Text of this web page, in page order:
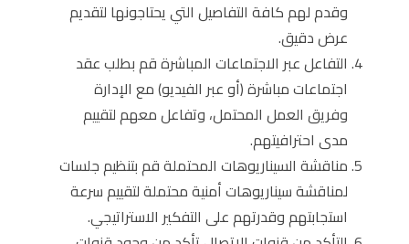
وقدم لهم كافة التفاصيل التي يحتاجونها لتقديم
عرض دقيق.
التفاعل عبر الاجتماعات المباشرة قم بطلب عقد
اجتماعات مباشرة (أو عبر الفيديو) مع الإدارة
وفريق العمل المحتمل، وتفاعل معهم لتقييم
مدى احترافيتهم.
مناقشة السيناريوهات المحتملة قم بتنظيم جلسات
لمناقشة سيناريوهات أمنية محتملة لتقييم سرعة
استجابتهم وقدرتهم على التفكير الاستراتيجي.